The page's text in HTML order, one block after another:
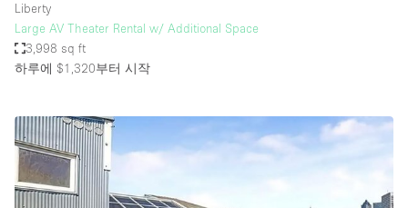
Liberty
Large AV Theater Rental w/ Additional Space
3,998 sq ft
하루에 $1,320부터 시작